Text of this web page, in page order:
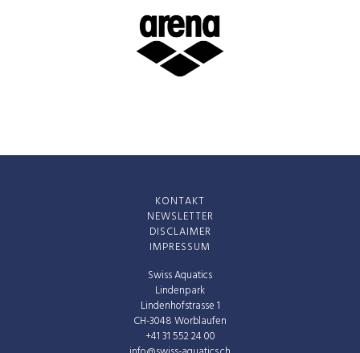
Swiss Aquatics
Lindenpark
Lindenhofstrasse 1
CH-3048 Worblaufen
+41 31 552 24 00
KONTAKT
NEWSLETTER
DISCLAIMER
IMPRESSUM